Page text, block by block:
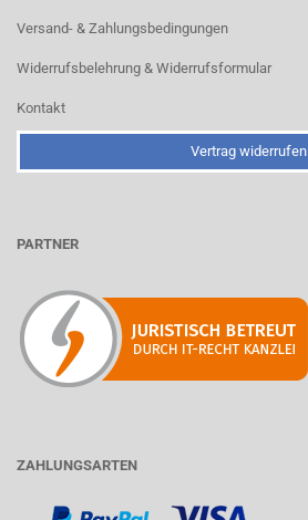
Versand- & Zahlungsbedingungen
Widerrufsbelehrung & Widerrufsformular
Kontakt
Vertrag widerrufen
PARTNER
ZAHLUNGSARTEN